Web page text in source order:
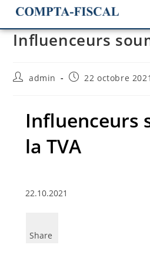
Influenceurs
admin 22 octobre 2021
Influenceurs
la TVA
22.10.2021
Share